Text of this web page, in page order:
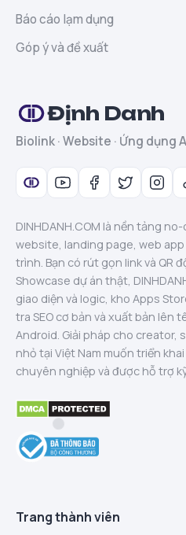
Báo cáo lạm dụng
Góp ý và đề xuất
Định Danh
Biolink · Website · Ứng dụng
DINHDANH.COM là nền tảng
website, landing page, web app
trình. Bạn có rút gọn link và QR
Showcase dự án thật,
giao diện và logic, kho Apps
tra SEO cơ bản và xuất bản lên
Android. Giải pháp cho creator,
nhỏ tại Việt Nam muốn triển
chuyên nghiệp và được hỗ trợ
Trang thành viên